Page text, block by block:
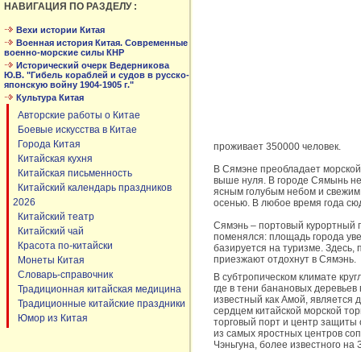
НАВИГАЦИЯ ПО РАЗДЕЛУ :
Вехи истории Китая
Военная история Китая. Современные
военно-морские силы КНР
Исторический очерк Ведерникова
Ю.В. "Гибель кораблей и судов в русско-
японскую войну 1904-1905 г."
Культура Китая
Авторские работы о Китае
Боевые искусства в Китае
Города Китая
Китайская кухня
Китайская письменность
Китайский календарь праздников
2026
Китайский театр
Китайский чай
Красота по-китайски
Монеты Китая
Словарь-справочник
Традиционная китайская медицина
Традиционные китайские праздники
Юмор из Китая
проживает 350000 человек.
В Сямэне преобладает
выше нуля. В городе Сямынь
ясным голубым небом и
осенью. В любое время года
Сямэнь – портовый курортный
поменялся: площадь города
базируется на туризме. Здесь,
приезжают отдохнут в Сямэнь.
В субтропическом климате
где в тени банановых
известный как Амой, является
сердцем китайской морской
торговый порт и центр защиты
из самых яростных центров
Чэньгуна, более известного на